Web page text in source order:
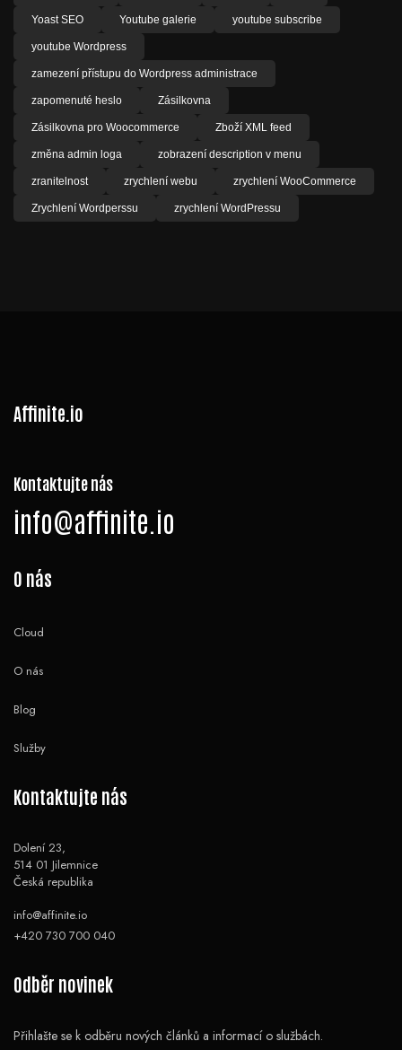
Yoast SEO Youtube galerie youtube subscribe
youtube Wordpress
zamezení přístupu do Wordpress administrace
zapomenuté heslo Zásilkovna
Zásilkovna pro Woocommerce Zboží XML feed
změna admin loga zobrazení description v menu
zranitelnost zrychlení webu zrychlení WooCommerce
Zrychlení Wordperssu zrychlení WordPressu
Affinite.io
Kontaktujte nás
info@affinite.io
O nás
Cloud
O nás
Blog
Služby
Kontaktujte nás
Dolení 23,
514 01 Jilemnice
Česká republika
info@affinite.io
+420 730 700 040
Odběr novinek
Přihlašte se k odběru nových článků a informací o službách.